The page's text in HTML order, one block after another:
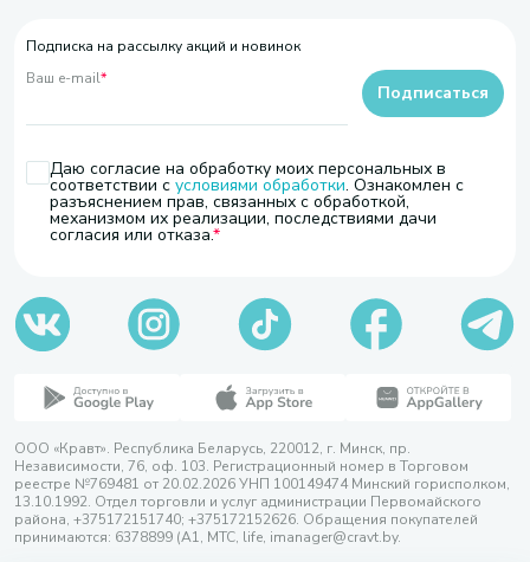
Подписка на рассылку акций и новинок
Ваш e-mail*
Даю согласие на обработку моих персональных в
соответствии с условиями обработки. Ознакомлен с
разъяснением прав, связанных с обработкой,
механизмом их реализации, последствиями дачи
согласия или отказа.
Подписаться
ООО «Кравт». Республика Беларусь, 220012, г. Минск, пр.
Независимости, 76, оф. 103. Регистрационный номер в Торговом
реестре №769481 от 20.02.2026 УНП 100149474 Минский горисполком,
13.10.1992. Отдел торговли и услуг администрации Первомайского
района, +375172151740; +375172152626. Обращения покупателей
принимаются: 6378899 (А1, МТС, life, imanager@cravt.by.